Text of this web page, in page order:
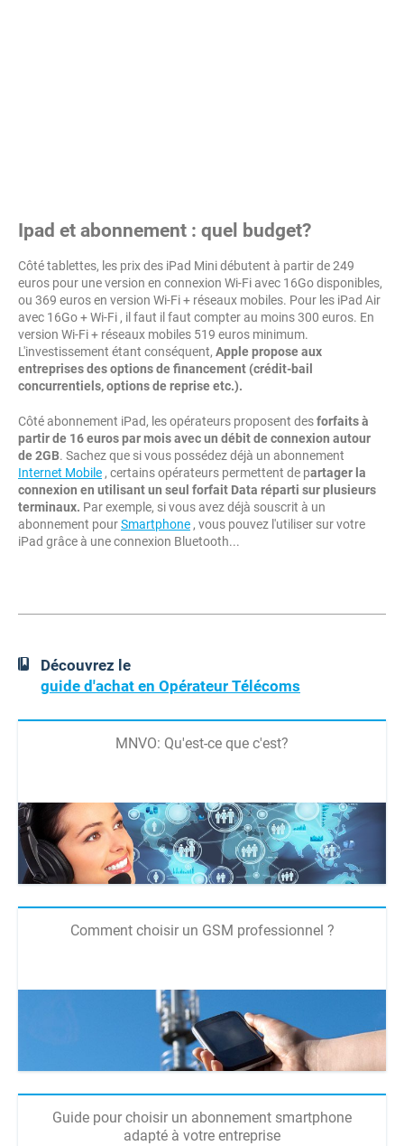
Ipad et abonnement : quel budget?
Côté tablettes, les prix des iPad Mini débutent à partir de 249
euros pour une version en connexion Wi-Fi avec 16Go disponibles,
ou 369 euros en version Wi-Fi + réseaux mobiles. Pour les iPad Air
avec 16Go + Wi-Fi , il faut il faut compter au moins 300 euros. En
version Wi-Fi + réseaux mobiles 519 euros minimum.
L'investissement étant conséquent, Apple propose aux
entreprises des options de financement (crédit-bail
concurrentiels, options de reprise etc.).
Côté abonnement iPad, les opérateurs proposent desforfaits à
partir de 16 euros par mois avec un débit de connexion autour
de 2GB. Sachez que si vous possédez déjà un abonnement
Internet Mobile , certains opérateurs permettent de partager la
connexion en utilisant un seul forfait Data réparti sur plusieurs
terminaux. Par exemple, si vous avez déjà souscrit à un
abonnement pourSmartphone , vous pouvez l'utiliser sur votre
iPad grâce à une connexion Bluetooth...
Découvrez le
guide d'achat en Opérateur Télécoms
MNVO: Qu'est-ce que c'est?
Comment choisir un GSM professionnel ?
Guide pour choisir un abonnement smartphone
adapté à votre entreprise